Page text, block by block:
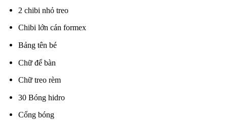
2 chibi nhỏ treo
Chibi lớn cán formex
Bảng tên bé
Chữ để bàn
Chữ treo rèm
30 Bóng hidro
Cổng bóng